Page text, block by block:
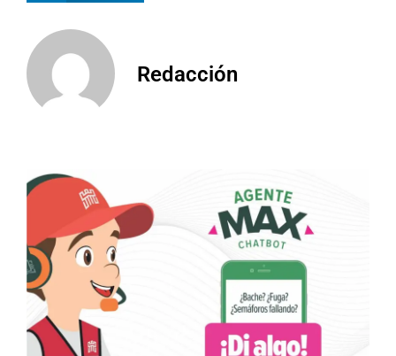
Redacción